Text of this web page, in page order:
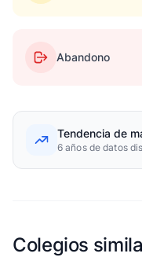
Abandono
Tendencia de
6 años de datos
Colegios